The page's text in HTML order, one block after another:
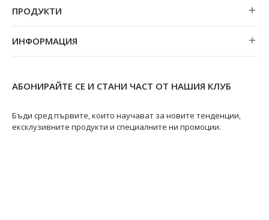
ПРОДУКТИ
Гривни
ИНФОРМАЦИЯ
Магазини
Ремонт на бижута
Видове перли
АБОНИРАЙТЕ СЕ И СТАНИ ЧАСТ ОТ НАШИЯ КЛУБ
Бъди сред първите, които научават за новите тенденции,
ексклузивните продукти и специалните ни промоции.